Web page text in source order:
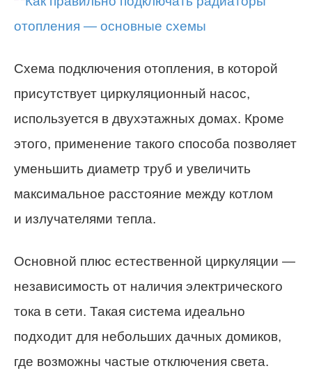
Схема подключения отопления, в которой
присутствует циркуляционный насос,
используется в двухэтажных домах. Кроме
этого, применение такого способа позволяет
уменьшить диаметр труб и увеличить
максимальное расстояние между котлом
и излучателями тепла.
Основной плюс естественной циркуляции —
независимость от наличия электрического
тока в сети. Такая система идеально
подходит для небольших дачных домиков,
где возможны частые отключения света.